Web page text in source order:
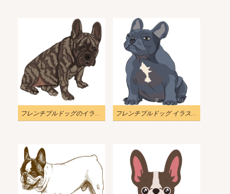
フレンチブルドッグのイラスト 無料画像 フレンチブルドッグ イラスト画像